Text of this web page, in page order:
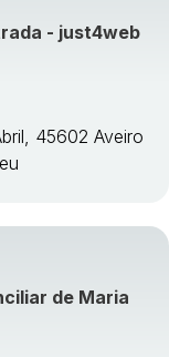
- just4web
45602 Aveiro
de Maria